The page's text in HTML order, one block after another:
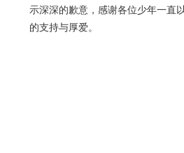
示深深的歉意，感谢各位少年一直
的支持与厚爱。